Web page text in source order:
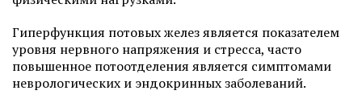
Гиперфункция потовых желез является показателем
уровня нервного напряжения и стресса, часто
повышенное потоотделения является симптомами
неврологических и эндокринных заболеваний.